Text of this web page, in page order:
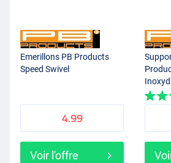
Emerillons PB Products
Speed Swivel
4.99
Voir l'offre